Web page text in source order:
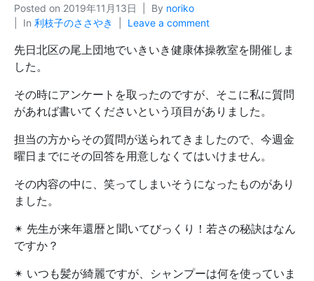
Posted on 2019年11月13日 By noriko
In 利枝子のささやき Leave a comment
先日北区の尾上団地でいきいき健康体操教室を開催しま
した。
その時にアンケートを取ったのですが、そこに私に質問
があれば書いてくださいという項目がありました。
担当の方からその質問が送られてきましたので、今週金
曜日までにその回答を用意しなくてはいけません。
その内容の中に、笑ってしまいそうになったものがあり
ました。
✴︎ 先生が来年還暦と聞いてびっくり！若さの秘訣はなん
ですか？
✴︎ いつも髪が綺麗ですが、シャンプーは何を使っていま